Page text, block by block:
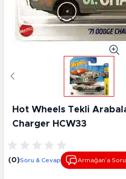
Hot Wheels Tekli
Charger HCW33
(0)Soru & Cevap Armağan’a